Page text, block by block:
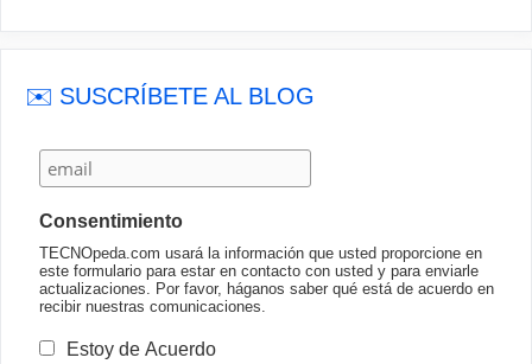
✉️ SUSCRÍBETE AL BLOG
Consentimiento
TECNOpeda.com usará la información que usted proporcione en
este formulario para estar en contacto con usted y para enviarle
actualizaciones. Por favor, háganos saber qué está de acuerdo en
recibir nuestras comunicaciones.
Estoy de Acuerdo